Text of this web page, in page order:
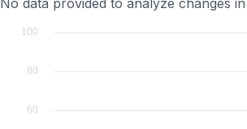
No data provided to analyze changes